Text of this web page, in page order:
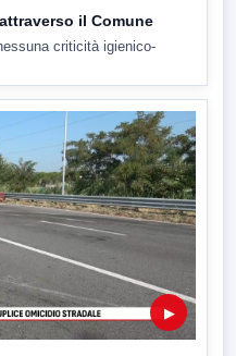
il Comune
criticità igienico-
▶